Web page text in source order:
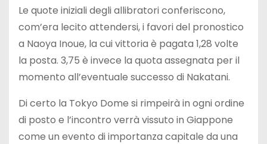
Le quote iniziali degli allibratori conferiscono,
com’era lecito attendersi, i favori del pronostico
a Naoya Inoue, la cui vittoria è pagata 1,28 volte
la posta. 3,75 è invece la quota assegnata per il
momento all’eventuale successo di Nakatani.
Di certo la Tokyo Dome si rimpeirà in ogni ordine
di posto e l’incontro verrà vissuto in Giappone
come un evento di importanza capitale da una